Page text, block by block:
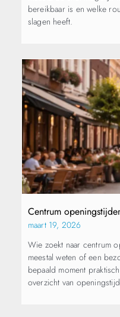
bereikbaar is en welke
slagen heeft.
Centrum
maart 19, 2026
Wie zoekt naar centrum
meestal weten of een
bepaald moment
overzicht van